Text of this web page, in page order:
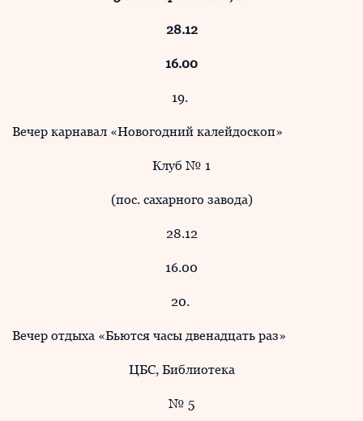
28.12
16.00
19.
Вечер карнавал «Новогодний калейдоскоп»
Клуб № 1
(пос. сахарного завода)
28.12
16.00
20.
Вечер отдыха «Бьются часы двенадцать раз»
ЦБС, Библиотека
№ 5